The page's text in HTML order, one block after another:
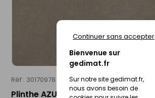
Bienvenue sur
gedimat.fr
Sur notre site gedimat.fr,
nous avons besoin de
Continuer sans accepter
Réf : 30170978 IMOLA
Plinthe AZUMA 6 x 60 cm - grigio